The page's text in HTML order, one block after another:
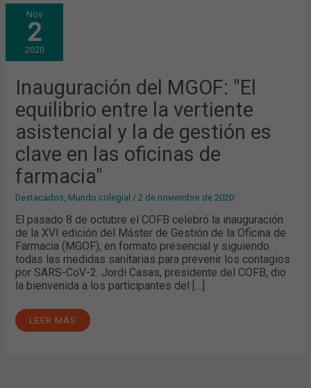
Nov
2
2020
Inauguración del MGOF: "El
equilibrio entre la vertiente
asistencial y la de gestión es
clave en las oficinas de
farmacia"
Destacados Mundo colegial /2 de noviembre de 2020
El pasado 8 de octubre el COFB celebró la inauguración
de la XVI edición del Máster de Gestión de la Oficina de
Farmacia (MGOF), en formato presencial y siguiendo
todas las medidas sanitarias para prevenir los contagios
por SARS-CoV-2. Jordi Casas, presidente del COFB, dio
la bienvenida a los participantes del […]
INAUGURACIÓN
DEL
MGOF:
"EL
EQUILIBRIO
ENTRE
LA
Y
LA
DE
GESTIÓN
ES
CLAVE
EN
LAS
OFICINAS
FARMACIA"
LEER MÁS